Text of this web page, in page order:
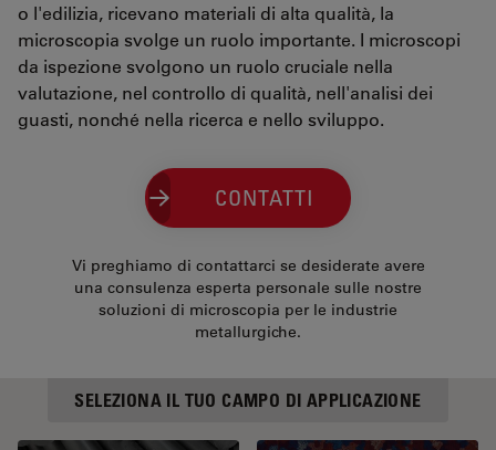
o l'edilizia, ricevano materiali di alta qualità, la
microscopia svolge un ruolo importante. I microscopi
da ispezione svolgono un ruolo cruciale nella
valutazione, nel controllo di qualità, nell'analisi dei
guasti, nonché nella ricerca e nello sviluppo.
CONTATTI
Vi preghiamo di contattarci se desiderate avere
una consulenza esperta personale sulle nostre
soluzioni di microscopia per le industrie
metallurgiche.
SELEZIONA IL TUO CAMPO DI APPLICAZIONE